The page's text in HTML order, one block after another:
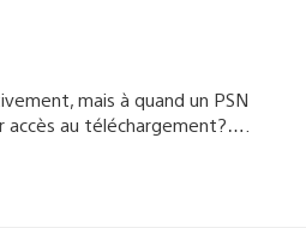
mais à quand un PSN
accès au téléchargement?….